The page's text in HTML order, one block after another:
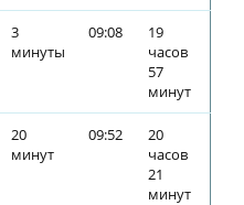
3
минуты
09:08
19
часов
57
минут
20
минут
09:52
20
часов
21
минут